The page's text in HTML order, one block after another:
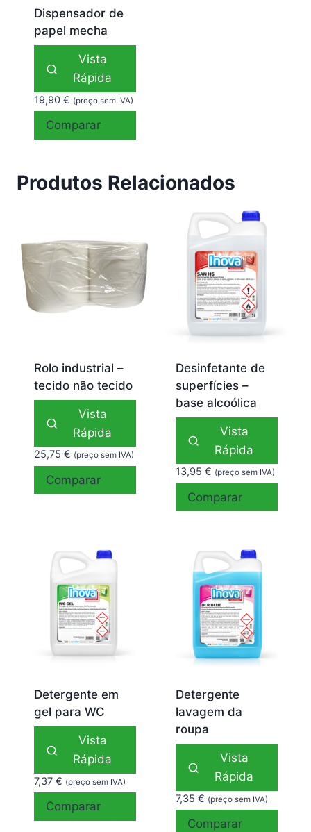
Dispensador de
papel mecha
Vista
Rápida
19,90 € (preço sem IVA)
Comparar
Produtos Relacionados
Rolo industrial –
tecido não tecido
Vista
Rápida
25,75 € (preço sem IVA)
Comparar
Desinfetante de
superfícies –
base alcoólica
Vista
Rápida
13,95 € (preço sem IVA)
Comparar
Detergente em
gel para WC
Vista
Rápida
7,37 € (preço sem IVA)
Comparar
Detergente
lavagem da
roupa
Vista
Rápida
7,35 € (preço sem IVA)
Comparar